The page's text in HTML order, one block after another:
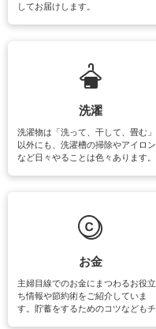
してお届けします。
洗濯
洗濯物は「洗って、干して、畳む」
以外にも、洗濯槽の掃除やアイロン
など日々やることは色々あります。
マットなどの大きな洗濯物も、正し
い洗い方をすれば自宅で洗うことが
報やお悩み解消のための情報をご紹
お金
主婦目線でのお金にまつわるお役立
ち情報や節約術をご紹介していま
す。貯蓄をするためのコツなどもチ